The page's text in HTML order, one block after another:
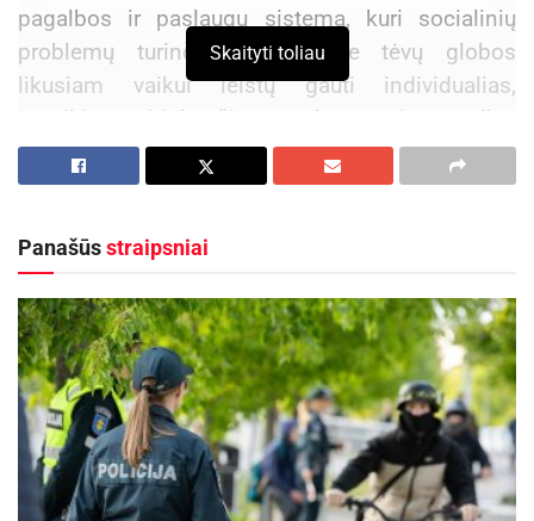
pagalbos ir paslaugų sistemą, kuri socialinių
problemų turinčiai šeimai, be tėvų globos
likusiam vaikui leistų gauti individualias,
poreikius atitinkančias paslaugas ir pagalbą,
augti saugioje aplinkoje – globėjų šeimoje,
ypatingais atvejais – bendruomeniniuose vaikų
„Kaip ir visai šaliai, mūsų miestui tenka iššūkis –
pereiti nuo institucinės globos prie globos
šeimoje ar bendruomenėje. Paprastai tariant, kuo
geriau pasirūpinti be tėvų globos likusiais vaikais
neapgyvendinant jų įprastuose globos namuose,
kuriuos palaipsniui planuojama uždaryti“, – sako
mero pavaduotojas Petras Luomanas.
Skaityti toliau
Panašūsstraipsniai